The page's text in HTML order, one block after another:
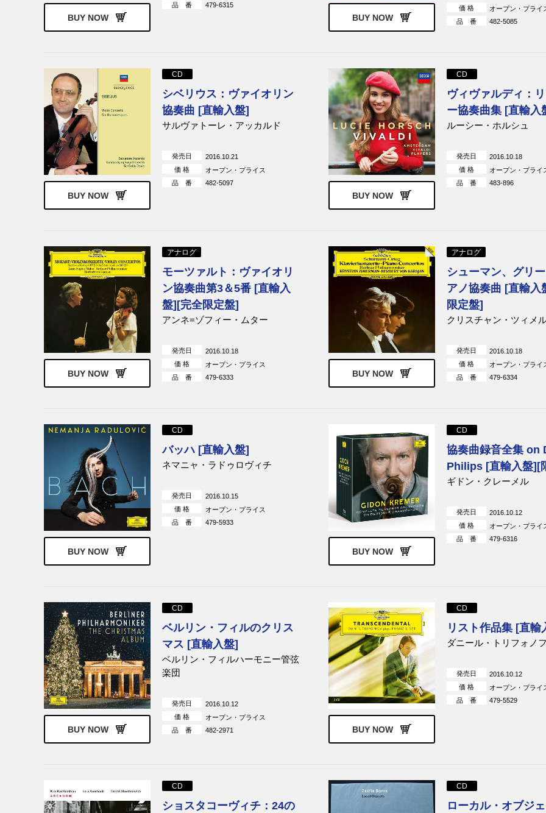
BUY NOW
品 番
479-6315
BUY NOW
価 格
オープン・プライ
品 番
482-5085
BUY NOW
CD
シベリウス：ヴァイオリン
協奏曲 [直輸入盤]
サルヴァトーレ・アッカルド
発売日
2016.10.21
価 格
オープン・プライス
品 番
482-5097
BUY NOW
CD
ヴィヴァルディ：
ー協奏曲集 [直輸入
ルーシー・ホルシュ
発売日
2016.10.18
価 格
オープン・プライ
品 番
483-896
BUY NOW
アナログ
モーツァルト：ヴァイオリ
ン協奏曲第3＆5番 [直輸入
盤][完全限定盤]
アンネ=ゾフィー・ムター
発売日
2016.10.18
価 格
オープン・プライス
品 番
479-6333 BUY NOW
アナログ
シューマン、グリ
アノ協奏曲 [直輸入
限定盤]
クリスチャン・ツィメ
発売日
2016.10.18
価 格
オープン・プライ
品 番
479-6334
BUY NOW
CD
バッハ [直輸入盤]
ネマニャ・ラドゥロヴィチ
発売日
2016.10.15
価 格
オープン・プライス
品 番
479-5933
BUY NOW
CD
協奏曲録音全集 on
Philips [直輸入盤][
ギドン・クレーメル
発売日
2016.10.12
価 格
オープン・プライ
品 番
479-6316
BUY NOW
CD
ベルリン・フィルのクリス
マス [直輸入盤]
ベルリン・フィルハーモニー管弦
楽団
発売日
2016.10.12
価 格
オープン・プライス
品 番
482-2971 BUY NOW
CD
リスト作品集 [直輸
ダニール・トリフォノフ
発売日
2016.10.12
価 格
オープン・プライ
品 番
479-5529
CD
ショスタコーヴィチ：24の
CD
ローカル・オブジ